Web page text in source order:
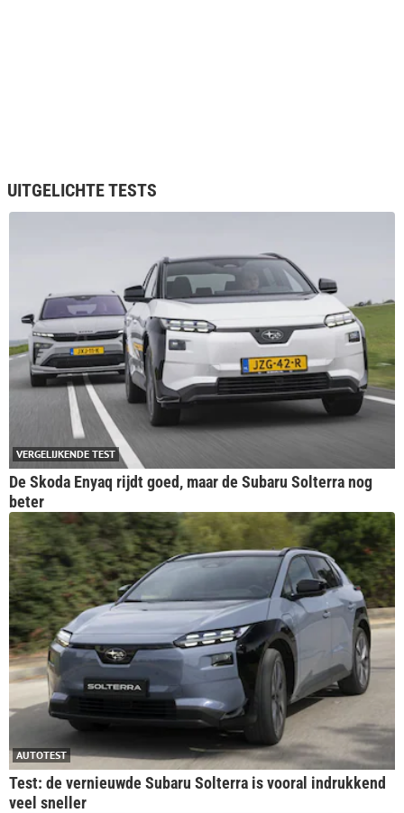
UITGELICHTE TESTS
VERGELIJKENDE TEST
De Skoda Enyaq rijdt goed, maar de Subaru Solterra nog
beter
AUTOTEST
Test: de vernieuwde Subaru Solterra is vooral indrukkend
veel sneller